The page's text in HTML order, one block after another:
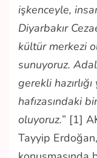
işkenceyle,
Diyarbakır
kültür merkezi
sunuyoruz.
gerekli
hafızasındaki
oluyoruz.” [1]
Tayyip